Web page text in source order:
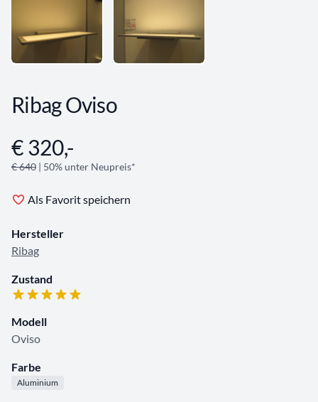
Ribag Oviso
Angebotsinformationen
€ 320,-
€ 640 | 50% unter Neupreis*
Als Favorit speichern
Hersteller
Ribag
Zustand
Modell
Oviso
Farbe
Aluminium